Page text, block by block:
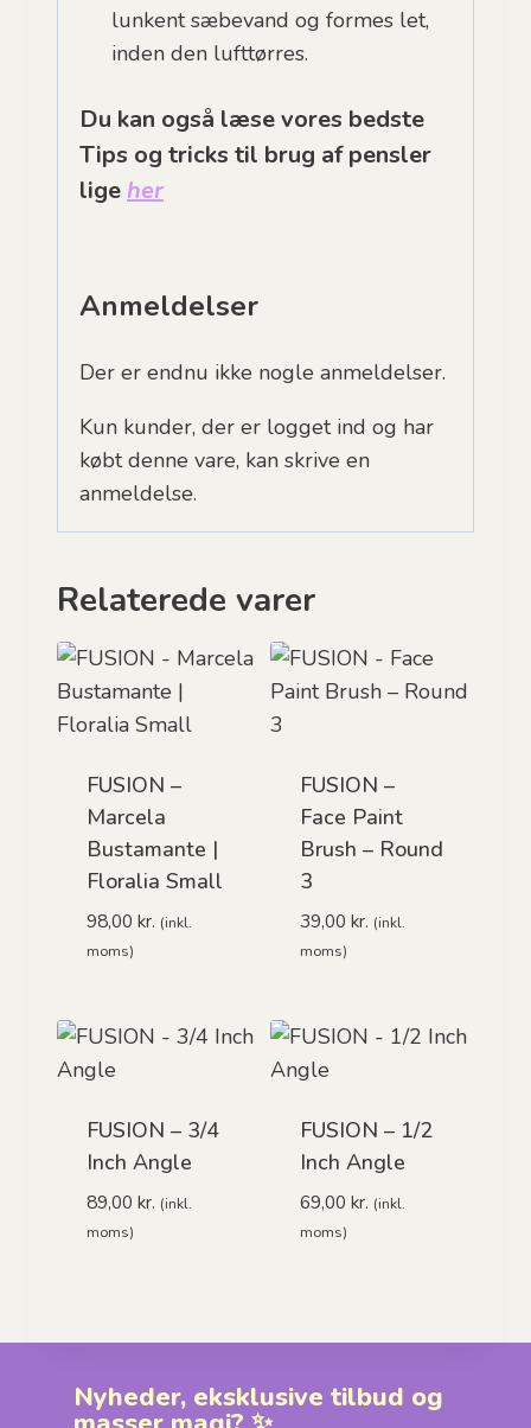
lunkent sæbevand og formes let,
inden den lufttørres.
Du kan også læse vores bedste
Tips og tricks til brug af pensler
lige her
Anmeldelser
Der er endnu ikke nogle anmeldelser.
Kun kunder, der er logget ind og har
købt denne vare, kan skrive en
anmeldelse.
Relaterede varer
FUSION –
Marcela
Bustamante |
Floralia Small
98,00 kr. (inkl.
moms)
FUSION –
Face Paint
Brush – Round
3
39,00 kr. (inkl.
moms)
FUSION – 3/4
Inch Angle
89,00 kr. (inkl.
moms)
FUSION – 1/2
Inch Angle
69,00 kr. (inkl.
moms)
Nyheder, eksklusive tilbud og